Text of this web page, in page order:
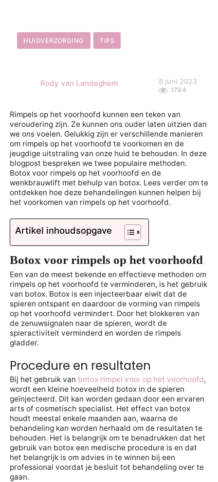
HUIDVERZORGING TIPS
Rody van Landeghem 8 juni 2023
1784
Rimpels op het voorhoofd kunnen een teken van
veroudering zijn. Ze kunnen ons ouder laten uitzien dan
we ons voelen. Gelukkig zijn er verschillende manieren
om rimpels op het voorhoofd te voorkomen en de
jeugdige uitstraling van onze huid te behouden. In deze
blogpost bespreken we twee populaire methoden.
Botox voor rimpels op het voorhoofd en de
wenkbrauwlift met behulp van botox. Lees verder om te
ontdekken hoe deze behandelingen kunnen helpen bij
het voorkomen van rimpels op het voorhoofd.
Artikel inhoudsopgave
Botox voor rimpels op het voorhoofd
Een van de meest bekende en effectieve methoden om
rimpels op het voorhoofd te verminderen, is het gebruik
van botox. Botox is een injecteerbaar eiwit dat de
spieren ontspant en daardoor de vorming van rimpels
op het voorhoofd vermindert. Door het blokkeren van
de zenuwsignalen naar de spieren, wordt de
spieractiviteit verminderd en worden de rimpels
gladder.
Procedure en resultaten
Bij het gebruik van botox rimpel voor op het voorhoofd,
wordt een kleine hoeveelheid botox in de spieren
geïnjecteerd. Dit kan worden gedaan door een ervaren
arts of cosmetisch specialist. Het effect van botox
houdt meestal enkele maanden aan, waarna de
behandeling kan worden herhaald om de resultaten te
behouden. Het is belangrijk om te benadrukken dat het
gebruik van botox een medische procedure is en dat
het belangrijk is om advies in te winnen bij een
professional voordat je besluit tot behandeling over te
gaan.